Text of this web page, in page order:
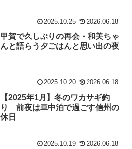
2025.10.25 2026.06.18
甲賀で久しぶりの再会・和美ちゃ
んと語らう夕ごはんと思い出の夜
2025.10.20 2026.06.18
【2025年1月】冬のワカサギ釣
り 前夜は車中泊で過ごす信州の
休日
2025.10.19 2026.06.18